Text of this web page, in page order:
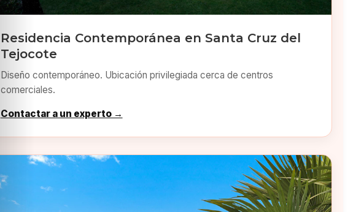
Residencia Contemporánea en Santa Cruz del
Tejocote
Diseño contemporáneo. Ubicación privilegiada cerca de centros
comerciales.
Contactar a un experto →